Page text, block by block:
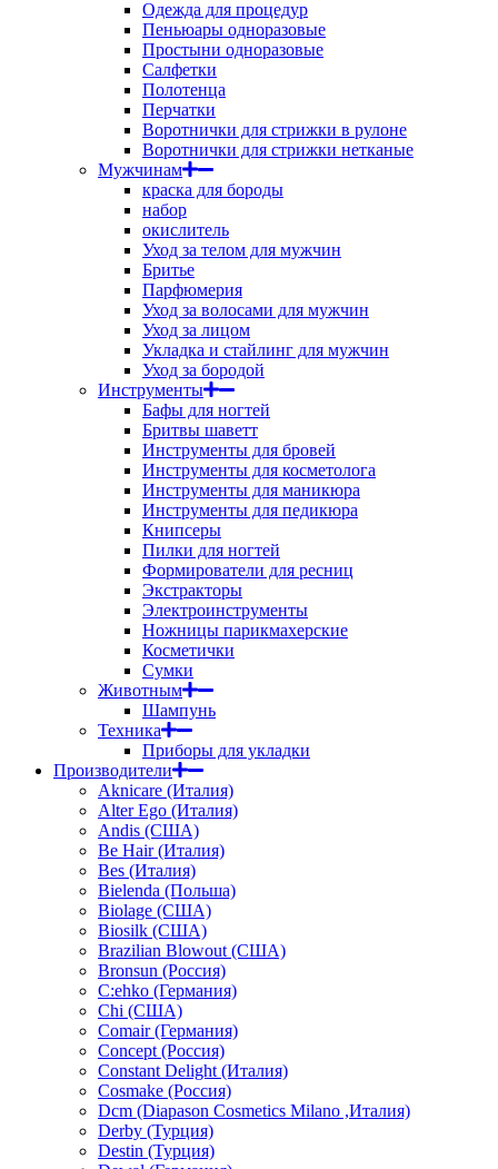
Одежда для процедур
Пеньюары одноразовые
Простыни одноразовые
Салфетки
Полотенца
Перчатки
Воротнички для стрижки в рулоне
Воротнички для стрижки нетканые
Мужчинам
краска для бороды
набор
окислитель
Уход за телом для мужчин
Бритье
Парфюмерия
Уход за волосами для мужчин
Уход за лицом
Укладка и стайлинг для мужчин
Уход за бородой
Инструменты
Бафы для ногтей
Бритвы шаветт
Инструменты для бровей
Инструменты для косметолога
Инструменты для маникюра
Инструменты для педикюра
Книпсеры
Пилки для ногтей
Формирователи для ресниц
Экстракторы
Электроинструменты
Ножницы парикмахерские
Косметички
Сумки
Животным
Шампунь
Техника
Приборы для укладки
Производители
Aknicare (Италия)
Alter Ego (Италия)
Andis (США)
Be Hair (Италия)
Bes (Италия)
Bielenda (Польша)
Biolage (США)
Biosilk (США)
Brazilian Blowout (США)
Bronsun (Россия)
C:ehko (Германия)
Chi (США)
Comair (Германия)
Concept (Россия)
Constant Delight (Италия)
Cosmake (Россия)
Dcm (Diapason Cosmetics Milano ,Италия)
Derby (Турция)
Destin (Турция)